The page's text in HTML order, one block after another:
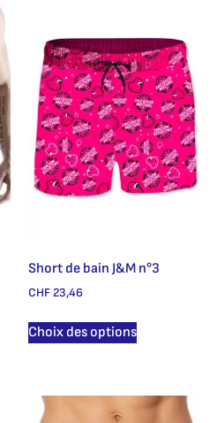
Short de bain J&M n°3
CHF 23,46
Choix des options